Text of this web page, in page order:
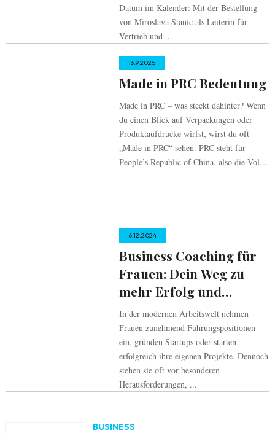
Datum im Kalender: Mit der Bestellung
von Miroslava Stanic als Leiterin für
Vertrieb und ...
13.9.2025
Made in PRC Bedeutung
Made in PRC – was steckt dahinter? Wenn
du einen Blick auf Verpackungen oder
Produktaufdrucke wirfst, wirst du oft
„Made in PRC“ sehen. PRC steht für
People’s Republic of China, also die Vol...
6.12.2024
Business Coaching für
Frauen: Dein Weg zu
mehr Erfolg und
Selbstbewusstsein
In der modernen Arbeitswelt nehmen
Frauen zunehmend Führungspositionen
ein, gründen Startups oder starten
erfolgreich ihre eigenen Projekte. Dennoch
stehen sie oft vor besonderen
Herausforderungen, ...
BUSINESS